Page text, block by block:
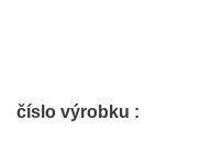
číslo výrobku :